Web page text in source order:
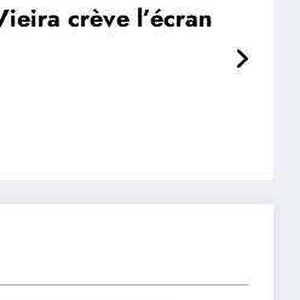
crève l’écran